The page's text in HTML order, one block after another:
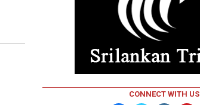
CONNECT WITH US